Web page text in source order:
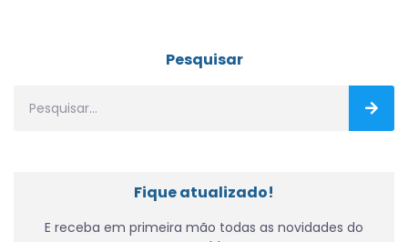
Pesquisar
Fique atualizado!
E receba em primeira mão todas as novidades do